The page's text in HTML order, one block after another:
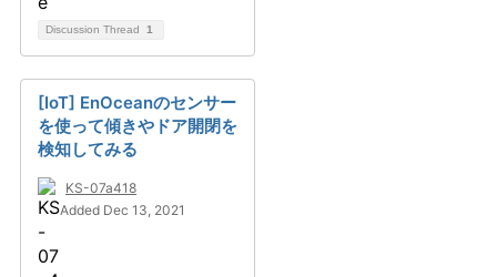
Discussion Thread 1
[IoT] EnOceanのセンサー
を使って傾きやドア開閉を
検知してみる
KS-07a418
Added Dec 13, 2021